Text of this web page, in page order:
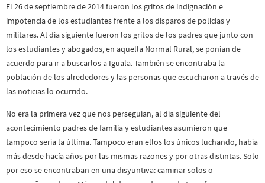
El 26 de septiembre de 2014 fueron los gritos de indignación e
impotencia de los estudiantes frente a los disparos de policías y
militares. Al día siguiente fueron los gritos de los padres que junto con
los estudiantes y abogados, en aquella Normal Rural, se ponían de
acuerdo para ir a buscarlos a Iguala. También se encontraba la
población de los alrededores y las personas que escucharon a través de
las noticias lo ocurrido.
No era la primera vez que nos perseguían, al día siguiente del
acontecimiento padres de familia y estudiantes asumieron que
tampoco sería la última. Tampoco eran ellos los únicos luchando, había
más desde hacía años por las mismas razones y por otras distintas. Solo
por eso se encontraban en una disyuntiva: caminar solos o